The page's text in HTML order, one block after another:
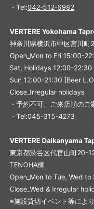
・Tel:042-512-6982
VERTERE Yokohama
神奈川県横浜市中区宮川
Open_Mon to Fri 15:00-
Sat, Holidays 12:00-
Sun 12:00-21:30 [Beer
Close_Irregular holidays
・予約不可、ご来店順のご
・Tel:045-315-4273
VERTERE Daikanyama
東京都渋谷区代官山町
TENOHA棟
Open_Mon to Tue, Wed
Close_Wed & Irregular
※施設貸切イベント等によ